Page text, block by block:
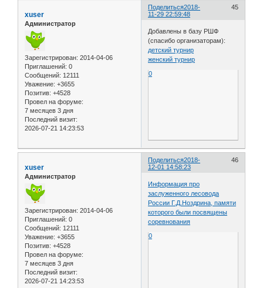
Поделиться 45
2018-
11-29 22:59:48
xuser
Администратор
Зарегистрирован: 2014-04-06
Приглашений: 0
Сообщений: 12111
Уважение: +3655
Позитив: +4528
Провел на форуме:
7 месяцев 3 дня
Последний визит:
2026-07-21 14:23:53
Добавлены в базу РШФ
(спасибо организаторам):
детский турнир
женский турнир
0
Поделиться 46
2018-
12-01 14:58:23
xuser
Администратор
Зарегистрирован: 2014-04-06
Приглашений: 0
Сообщений: 12111
Уважение: +3655
Позитив: +4528
Провел на форуме:
7 месяцев 3 дня
Последний визит:
2026-07-21 14:23:53
Информация про
заслуженного лесовода
России Г.Д.Ноздрина, памяти
которого были посвящены
соревнования
0